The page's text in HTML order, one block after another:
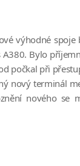
výhodné spoje
A380. Bylo
počkal při
nový terminál
nového se